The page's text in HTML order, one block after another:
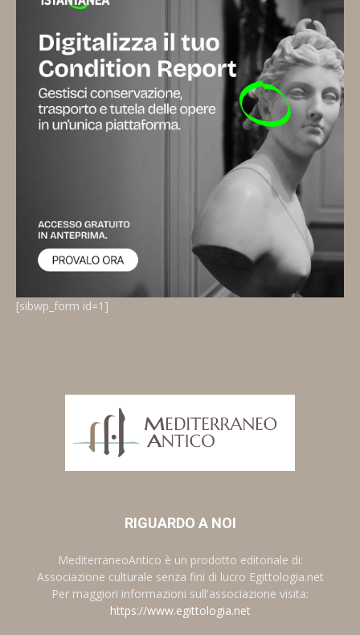
[sibwp_form id=1]
RIGUARDO A NOI
MediterraneoAntico è un prodotto editoriale di:
Associazione culturale senza fini di lucro Egittologia.net
Per maggiori informazioni sull'associazione visita:
https://www.egittologia.net